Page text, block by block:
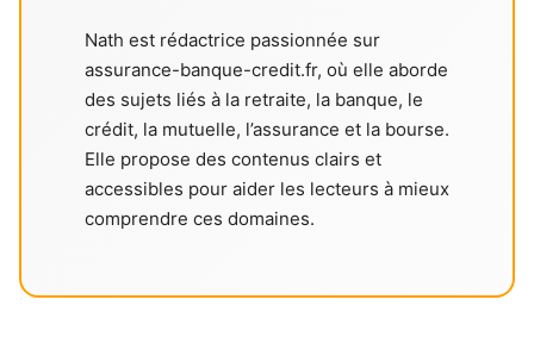
Nath est rédactrice passionnée sur
assurance-banque-credit.fr, où elle aborde
des sujets liés à la retraite, la banque, le
crédit, la mutuelle, l’assurance et la bourse.
Elle propose des contenus clairs et
accessibles pour aider les lecteurs à mieux
comprendre ces domaines.